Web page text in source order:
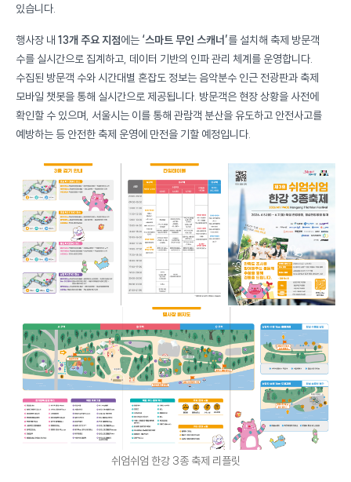
있습니다.
행사장 내 13개 주요 지점에는 ‘스마트 무인 스캐너’를 설치해 축제 방문객
수를 실시간으로 집계하고, 데이터 기반의 인파 관리 체계를 운영합니다.
수집된 방문객 수와 시간대별 혼잡도 정보는 음악분수 인근 전광판과 축제
모바일 챗봇을 통해 실시간으로 제공됩니다. 방문객은 현장 상황을 사전에
확인할 수 있으며, 서울시는 이를 통해 관람객 분산을 유도하고 안전사고를
예방하는 등 안전한 축제 운영에 만전을 기할 예정입니다.
쉬엄쉬엄 한강 3종 축제 리플릿